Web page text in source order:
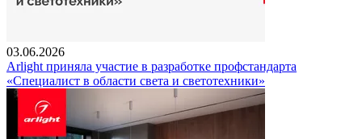
03.06.2026
Arlight приняла участие в разработке профстандарта
«Специалист в области света и светотехники»